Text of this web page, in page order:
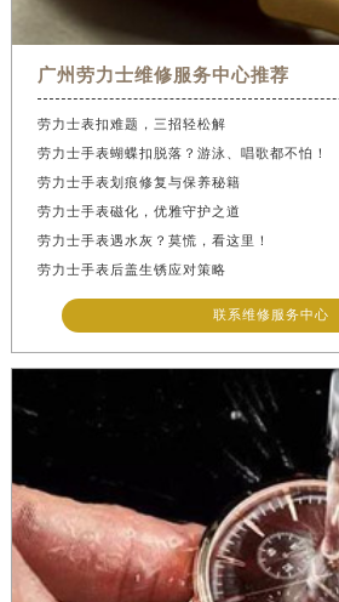
广州劳力士维修服务中心推荐
劳力士表扣难题，三招轻松解
劳力士手表蝴蝶扣脱落？游泳、唱歌都不怕！
劳力士手表划痕修复与保养秘籍
劳力士手表磁化，优雅守护之道
劳力士手表遇水灰？莫慌，看这里！
劳力士手表后盖生锈应对策略
联系维修服务中心